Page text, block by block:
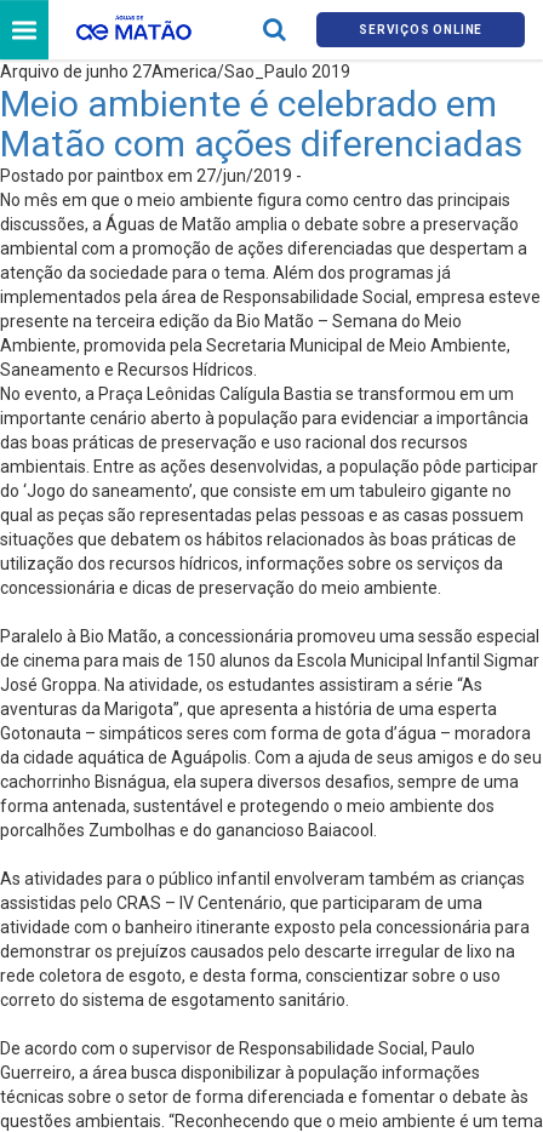
SERVIÇOS ONLINE
Arquivo de junho 27America/Sao_Paulo 2019
Meio ambiente é celebrado em
Matão com ações diferenciadas
Postado por paintbox em 27/jun/2019 -
No mês em que o meio ambiente figura como centro das principais
discussões, a Águas de Matão amplia o debate sobre a preservação
ambiental com a promoção de ações diferenciadas que despertam a
atenção da sociedade para o tema. Além dos programas já
implementados pela área de Responsabilidade Social, empresa esteve
presente na terceira edição da Bio Matão – Semana do Meio
Ambiente, promovida pela Secretaria Municipal de Meio Ambiente,
Saneamento e Recursos Hídricos.
No evento, a Praça Leônidas Calígula Bastia se transformou em um
importante cenário aberto à população para evidenciar a importância
das boas práticas de preservação e uso racional dos recursos
ambientais. Entre as ações desenvolvidas, a população pôde participar
do ‘Jogo do saneamento’, que consiste em um tabuleiro gigante no
qual as peças são representadas pelas pessoas e as casas possuem
situações que debatem os hábitos relacionados às boas práticas de
utilização dos recursos hídricos, informações sobre os serviços da
concessionária e dicas de preservação do meio ambiente.
Paralelo à Bio Matão, a concessionária promoveu uma sessão especial
de cinema para mais de 150 alunos da Escola Municipal Infantil Sigmar
José Groppa. Na atividade, os estudantes assistiram a série “As
aventuras da Marigota”, que apresenta a história de uma esperta
Gotonauta – simpáticos seres com forma de gota d’água – moradora
da cidade aquática de Aguápolis. Com a ajuda de seus amigos e do seu
cachorrinho Bisnágua, ela supera diversos desafios, sempre de uma
forma antenada, sustentável e protegendo o meio ambiente dos
porcalhões Zumbolhas e do ganancioso Baiacool.
As atividades para o público infantil envolveram também as crianças
assistidas pelo CRAS – IV Centenário, que participaram de uma
atividade com o banheiro itinerante exposto pela concessionária para
demonstrar os prejuízos causados pelo descarte irregular de lixo na
rede coletora de esgoto, e desta forma, conscientizar sobre o uso
correto do sistema de esgotamento sanitário.
De acordo com o supervisor de Responsabilidade Social, Paulo
Guerreiro, a área busca disponibilizar à população informações
técnicas sobre o setor de forma diferenciada e fomentar o debate às
questões ambientais. “Reconhecendo que o meio ambiente é um tema